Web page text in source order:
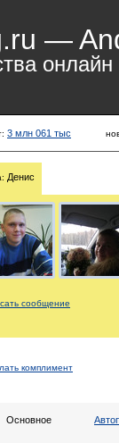
—
онлайн
3 млн 061 тыс
Денис
сообщение
Основное